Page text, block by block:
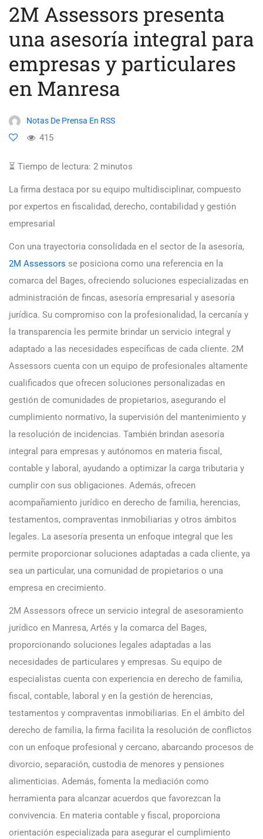
2M Assessors presenta
una asesoría integral para
empresas y particulares
en Manresa
Notas De Prensa En RSS
415
⏳ Tiempo de lectura: 2 minutos
La firma destaca por su equipo multidisciplinar, compuesto
por expertos en fiscalidad, derecho, contabilidad y gestión
empresarial
Con una trayectoria consolidada en el sector de la asesoría,
2M Assessors se posiciona como una referencia en la
comarca del Bages, ofreciendo soluciones especializadas en
administración de fincas, asesoría empresarial y asesoría
jurídica. Su compromiso con la profesionalidad, la cercanía y
la transparencia les permite brindar un servicio integral y
adaptado a las necesidades específicas de cada cliente. 2M
Assessors cuenta con un equipo de profesionales altamente
cualificados que ofrecen soluciones personalizadas en
gestión de comunidades de propietarios, asegurando el
cumplimiento normativo, la supervisión del mantenimiento y
la resolución de incidencias. También brindan asesoría
integral para empresas y autónomos en materia fiscal,
contable y laboral, ayudando a optimizar la carga tributaria y
cumplir con sus obligaciones. Además, ofrecen
acompañamiento jurídico en derecho de familia, herencias,
testamentos, compraventas inmobiliarias y otros ámbitos
legales. La asesoría presenta un enfoque integral que les
permite proporcionar soluciones adaptadas a cada cliente, ya
sea un particular, una comunidad de propietarios o una
empresa en crecimiento.
2M Assessors ofrece un servicio integral de asesoramiento
jurídico en Manresa, Artés y la comarca del Bages,
proporcionando soluciones legales adaptadas a las
necesidades de particulares y empresas. Su equipo de
especialistas cuenta con experiencia en derecho de familia,
fiscal, contable, laboral y en la gestión de herencias,
testamentos y compraventas inmobiliarias. En el ámbito del
derecho de familia, la firma facilita la resolución de conflictos
con un enfoque profesional y cercano, abarcando procesos de
divorcio, separación, custodia de menores y pensiones
alimenticias. Además, fomenta la mediación como
herramienta para alcanzar acuerdos que favorezcan la
convivencia. En materia contable y fiscal, proporciona
orientación especializada para asegurar el cumplimiento